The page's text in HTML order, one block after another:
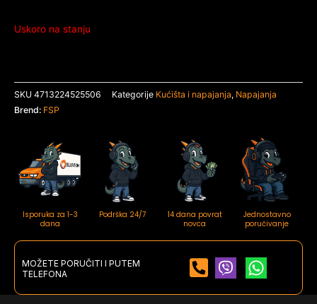
Uskoro na stanju
SKU 4713224525506 Kategorije Kućišta i napajanja, Napajanja
Brend: FSP
Isporuka za 1-3
dana
Podrška 24/7
14 dana povrat
novca
Jednostavno
poručivanje
MOŽETE PORUČITI I PUTEM
TELEFONA